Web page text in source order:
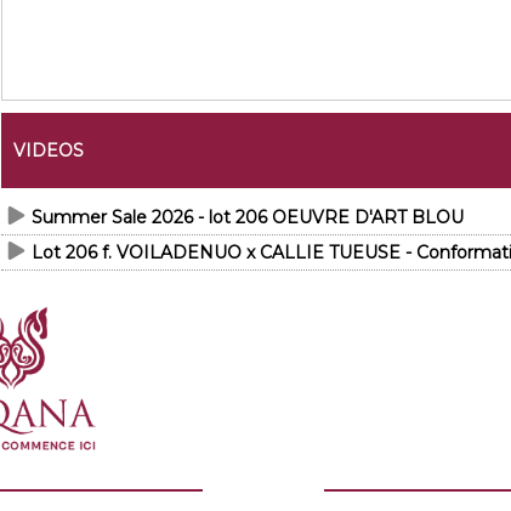
VIDEOS
Summer Sale 2026 - lot 206 OEUVRE D'ART BLOU
Lot 206 f. VOILADENUO x CALLIE TUEUSE -